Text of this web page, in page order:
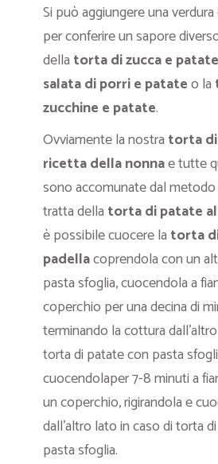
Si può aggiungere una
per conferire un sapore
della torta di zucca e
salata di porri e patateo la
zucchine e patate.
Ovviamente la nostra torta
ricetta della nonnae tutte
sono accomunate dal
tratta della torta di patate
è possibile cuocere la torta
padellacoprendola con un
pasta sfoglia, cuocendola a
coperchio per una decina di
terminando la cottura
torta di patate con pasta
cuocendolaper 7-8 minuti a
un coperchio, rigirandola e
dall’altro lato in caso di torta
pasta sfoglia.